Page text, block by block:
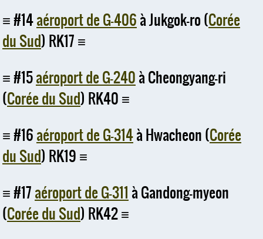
#14aéroport de G-406à Jukgok-ro (Corée
du Sud) RK17
#15aéroport de G-240à Cheongyang-ri
(Corée du Sud) RK40
#16aéroport de G-314à Hwacheon (Corée
du Sud) RK19
#17aéroport de G-311 à Gandong-myeon
(Corée du Sud) RK42